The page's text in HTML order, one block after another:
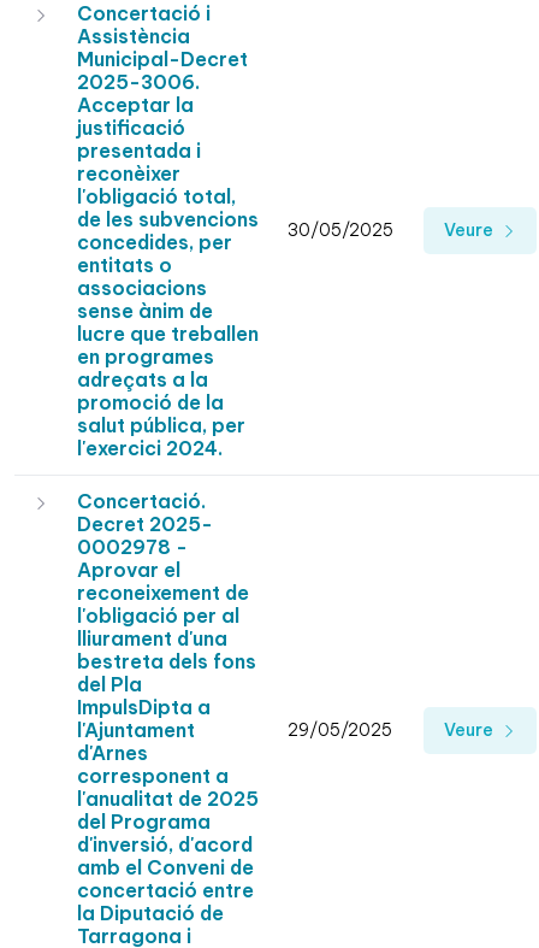
Concertació i
Assistència
Municipal-Decret
2025-3006.
Acceptar la
justificació
presentada i
reconèixer
l'obligació total,
de les subvencions
concedides, per
entitats o
associacions
sense ànim de
lucre que treballen
en programes
adreçats a la
promoció de la
salut pública, per
l'exercici 2024.
30/05/2025 Veure
Concertació.
Decret 2025-
0002978 -
Aprovar el
reconeixement de
l'obligació per al
lliurament d'una
bestreta dels fons
del Pla
ImpulsDipta a
l'Ajuntament
d'Arnes
corresponent a
l'anualitat de 2025
del Programa
d'inversió, d'acord
amb el Conveni de
concertació entre
la Diputació de
Tarragona i
29/05/2025 Veure